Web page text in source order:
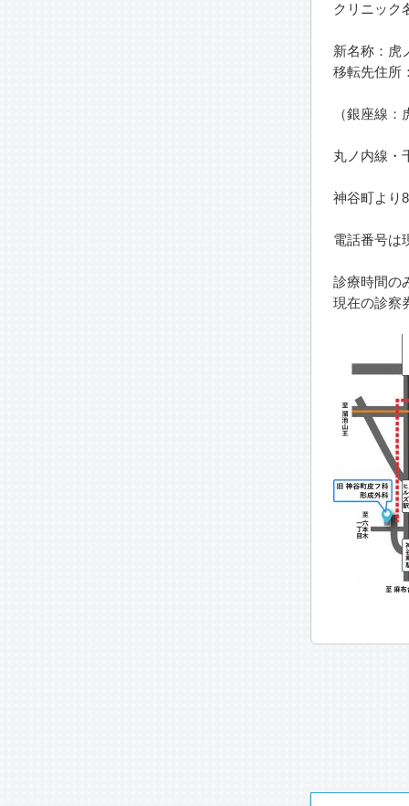
クリニック
新名称：虎
移転先住所
（銀座線
丸ノ内線・
神谷町より
電話番号は
診療時間の
現在の診察